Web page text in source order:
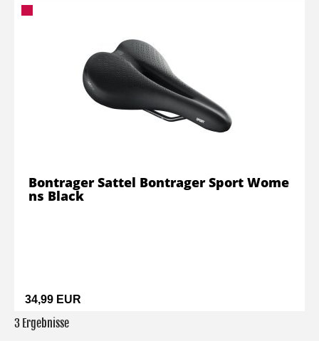
34,99 EUR
Bontrager Sattel Bontrager Sport Wome
ns Black
3 Ergebnisse